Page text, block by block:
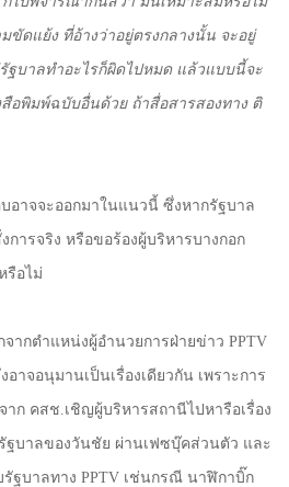
ขัดแย้ง ที่อ้างว่าอยู่ตรงกลางนั้น จะอยู่
ฐบาลทำอะไรก็ผิดไปหมด แล้วแบบนี้จะ
สือพิมพ์ฉบับอื่นด้วย ถ้าสื่อสารสองทาง ติ
อาจจะออกมาในแนวนี้ ซึ่งหากรัฐบาล
การจริง หรือขอร้องผู้บริหารบางกอก
รือไม่
ากตำแหน่งผู้อำนวยการฝ่ายข่าว PPTV
าจอนุมานเป็นเรื่องเดียวกัน เพราะการ
ก คสช.เชิญผู้บริหารสถานีไปหารือเรื่อง
บาลของวันชัย ผ่านเฟซบุ๊คส่วนตัว และ
ฐบาลทาง PPTV เช่นกรณี นาฬิกาบิ๊ก